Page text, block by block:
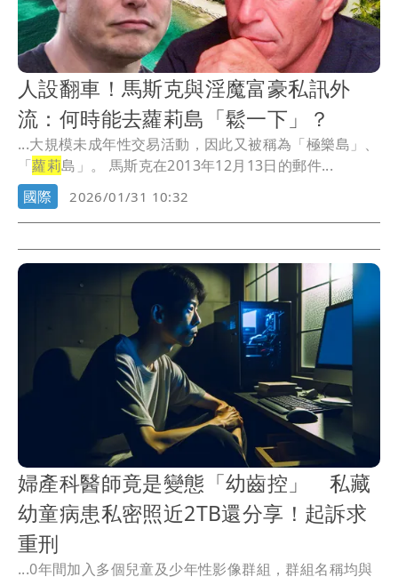
人設翻車！馬斯克與淫魔富豪私訊外
流：何時能去蘿莉島「鬆一下」？
...大規模未成年性交易活動，因此又被稱為「極樂島」、
「蘿莉
島」。 馬斯克在2013年12月13日的郵件...
國際
2026/01/31 10:32
婦產科醫師竟是變態「幼齒控」 私藏
幼童病患私密照近2TB還分享！起訴求
重刑
...0年間加入多個兒童及少年性影像群組，群組名稱均與